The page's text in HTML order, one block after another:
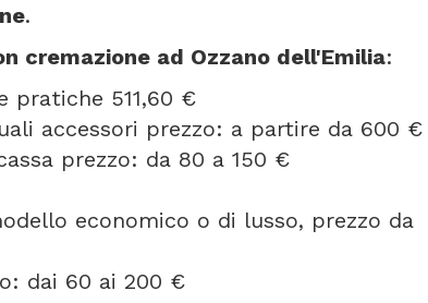
.
cremazione ad Ozzano dell'Emilia:
pratiche 511,60 €
accessori prezzo: a partire da 600 €
prezzo: da 80 a 150 €
economico o di lusso, prezzo da
dai 60 ai 200 €